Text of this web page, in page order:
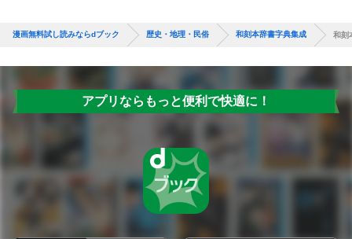
漫画無料試し読みならdブック 歴史・地理・民俗 和刻本辞書字典集成 和刻
アプリならもっと便利で快適に！